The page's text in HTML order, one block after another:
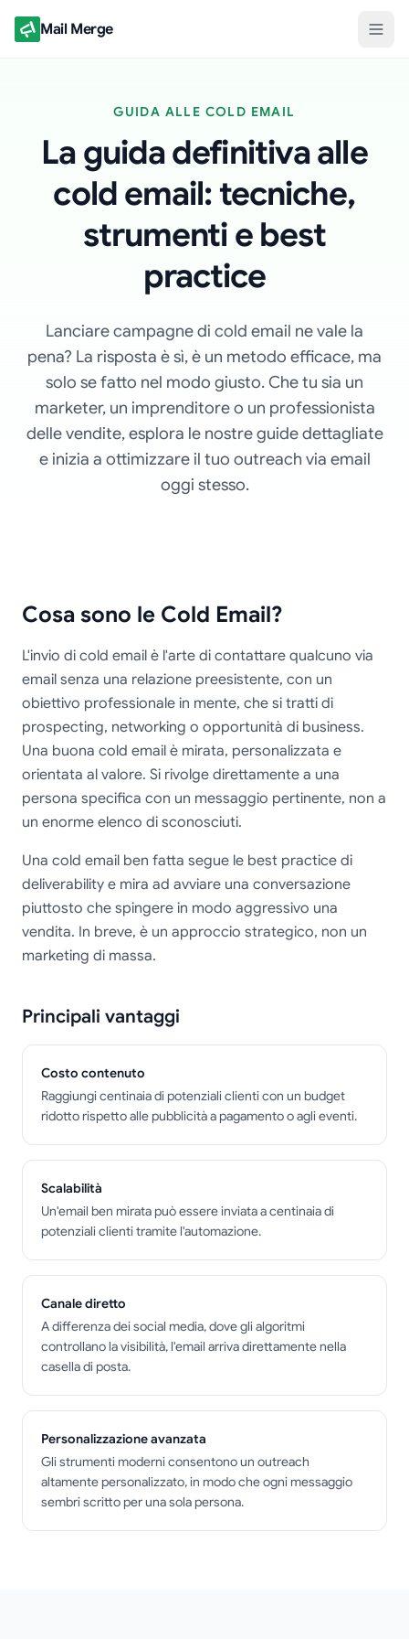
Mail Merge
GUIDA ALLE COLD EMAIL
La guida definitiva alle
cold email: tecniche,
strumenti e best
practice
Lanciare campagne di cold email ne vale la
pena? La risposta è sì, è un metodo efficace, ma
solo se fatto nel modo giusto. Che tu sia un
marketer, un imprenditore o un professionista
delle vendite, esplora le nostre guide dettagliate
e inizia a ottimizzare il tuo outreach via email
oggi stesso.
Cosa sono le Cold Email?
L'invio di cold email è l'arte di contattare qualcuno via
email senza una relazione preesistente, con un
obiettivo professionale in mente, che si tratti di
prospecting, networking o opportunità di business.
Una buona cold email è mirata, personalizzata e
orientata al valore. Si rivolge direttamente a una
persona specifica con un messaggio pertinente, non a
un enorme elenco di sconosciuti.
Una cold email ben fatta segue le best practice di
deliverability e mira ad avviare una conversazione
piuttosto che spingere in modo aggressivo una
vendita. In breve, è un approccio strategico, non un
marketing di massa.
Principali vantaggi
Costo contenuto
Raggiungi centinaia di potenziali clienti con un budget
ridotto rispetto alle pubblicità a pagamento o agli eventi.
Scalabilità
Un'email ben mirata può essere inviata a centinaia di
potenziali clienti tramite l'automazione.
Canale diretto
A differenza dei social media, dove gli algoritmi
controllano la visibilità, l'email arriva direttamente nella
casella di posta.
Personalizzazione avanzata
Gli strumenti moderni consentono un outreach
altamente personalizzato, in modo che ogni messaggio
sembri scritto per una sola persona.